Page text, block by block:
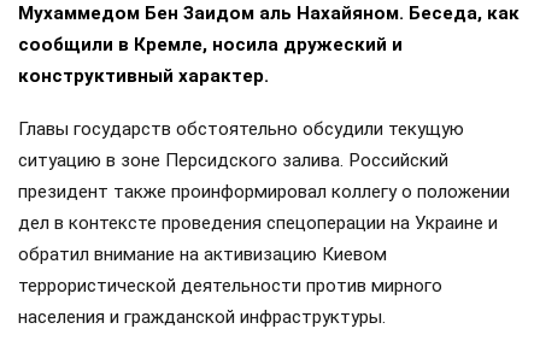
Мухаммедом Бен Заидом аль Нахайяном. Беседа, как
сообщили в Кремле, носила дружеский и
конструктивный характер.
Главы государств обстоятельно обсудили текущую
ситуацию в зоне Персидского залива. Российский
президент также проинформировал коллегу о положении
дел в контексте проведения спецоперации на Украине и
обратил внимание на активизацию Киевом
террористической деятельности против мирного
населения и гражданской инфраструктуры.